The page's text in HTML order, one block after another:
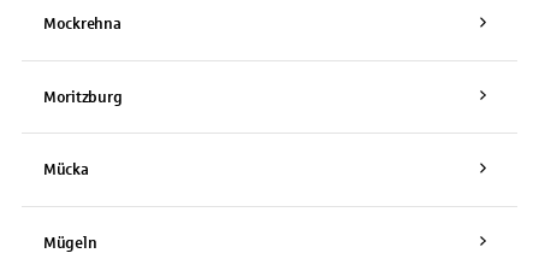
Mockrehna
Moritzburg
Mücka
Mügeln